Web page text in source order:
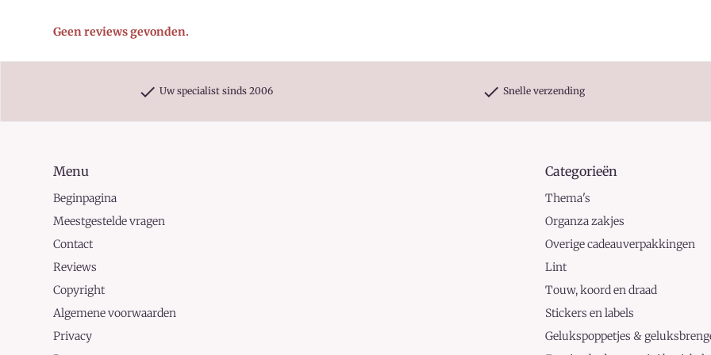
Geen reviews gevonden.
check Uw specialist sinds 2006 check Snelle verzending
Menu
Beginpagina
Meestgestelde vragen
Contact
Reviews
Copyright
Algemene voorwaarden
Privacy
Categorieën
Thema's
Organza zakjes
Overige cadeauverpakkingen
Lint
Touw, koord en draad
Stickers en labels
Gelukspoppetjes &